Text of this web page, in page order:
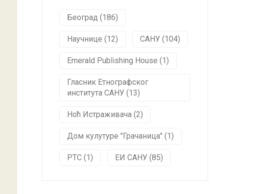
Београд (186)
Научнице (12) САНУ (104)
Emerald Publishing House (1)
Гласник Етнографског
института САНУ (13)
Ноћ Истраживача (2)
Дом кулутуре "Грачаница" (1)
РТС (1) ЕИ САНУ (85)